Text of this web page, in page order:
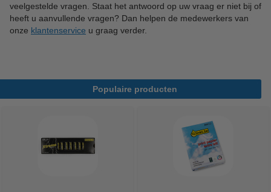
veelgestelde vragen. Staat het antwoord op uw vraag er niet bij of
heeft u aanvullende vragen? Dan helpen de medewerkers van
onze klantenservice u graag verder.
Populaire producten